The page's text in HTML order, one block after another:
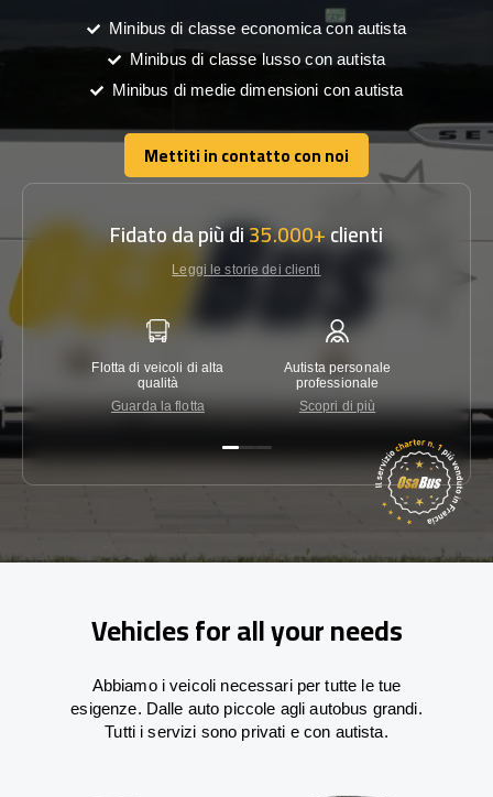
Minibus di classe economica con autista
Minibus di classe lusso con autista
Minibus di medie dimensioni con autista
Mettiti in contatto con noi
Mettiti in contatto con noi
Fidato da più di35.000+clienti
Leggi le storie dei clienti
Flotta di veicoli di alta
qualità
Guarda la flotta
Autista personale
professionale
Scopri di più
Vehicles for all your needs
Abbiamo i veicoli necessari per tutte le tue
esigenze. Dalle auto piccole agli autobus grandi.
Tutti i servizi sono privati e con autista.